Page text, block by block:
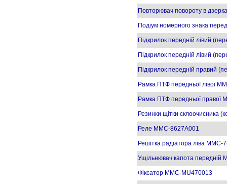
Повторювач повороту в
Подіум номерного знака
Підкрилок передній лівий
Підкрилок передній лівий
Підкрилок передній правий
Рамка ПТФ передньої лівої
Рамка ПТФ передньої правої
Резинки щітки склоочисника
Реле MMC-8627A001
Решітка радіатора ліва
Ущільнювач капота передній
Фіксатор MMC-MU470013